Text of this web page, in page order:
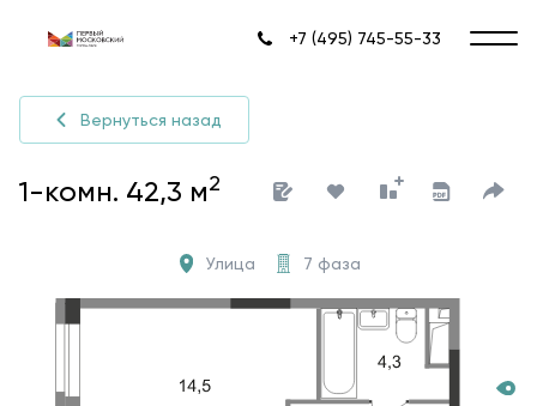
+7 (495) 745-55-33
Вернуться назад
1-комн. 42,3 м2
Улица 7 фаза